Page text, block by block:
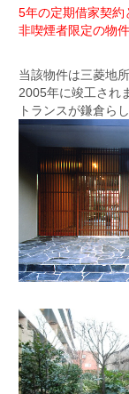
5年の定期借家契約
非喫煙者限定の物件
当該物件は三菱地
2005年に竣工され
トランスが鎌倉ら